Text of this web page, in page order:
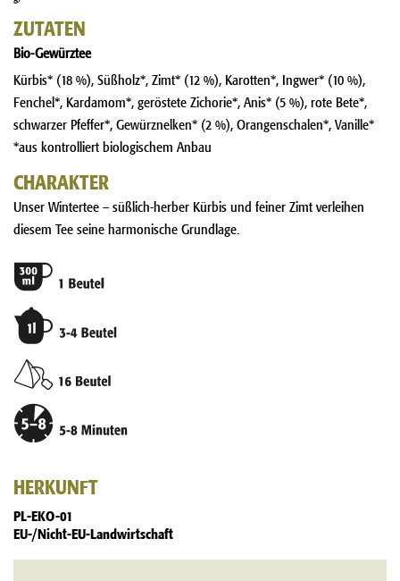
ZUTATEN
Bio-Gewürztee
Kürbis* (18 %), Süßholz*, Zimt* (12 %), Karotten*, Ingwer* (10 %),
Fenchel*, Kardamom*, geröstete Zichorie*, Anis* (5 %), rote Bete*,
schwarzer Pfeffer*, Gewürznelken* (2 %), Orangenschalen*, Vanille*
*aus kontrolliert biologischem Anbau
CHARAKTER
Unser Wintertee – süßlich-herber Kürbis und feiner Zimt verleihen
diesem Tee seine harmonische Grundlage.
HERKUNFT
PL-EKO-01
EU-/Nicht-EU-Landwirtschaft